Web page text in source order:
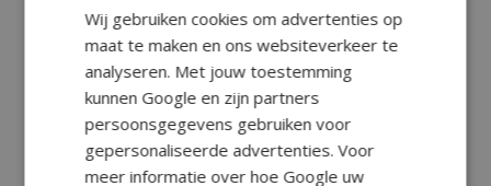
Wij gebruiken cookies om advertenties op
maat te maken en ons websiteverkeer te
analyseren. Met jouw toestemming
kunnen Google en zijn partners
persoonsgegevens gebruiken voor
gepersonaliseerde advertenties. Voor
meer informatie over hoe Google uw